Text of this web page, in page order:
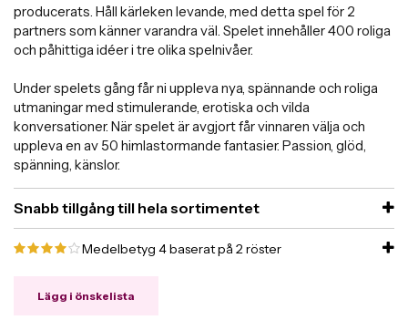
producerats. Håll kärleken levande, med detta spel för 2
partners som känner varandra väl. Spelet innehåller 400 roliga
och påhittiga idéer i tre olika spelnivåer.
Under spelets gång får ni uppleva nya, spännande och roliga
utmaningar med stimulerande, erotiska och vilda
konversationer. När spelet är avgjort får vinnaren välja och
uppleva en av 50 himlastormande fantasier. Passion, glöd,
spänning, känslor.
Snabb tillgång till hela sortimentet
Medelbetyg 4baserat på 2röster
Lägg i önskelista